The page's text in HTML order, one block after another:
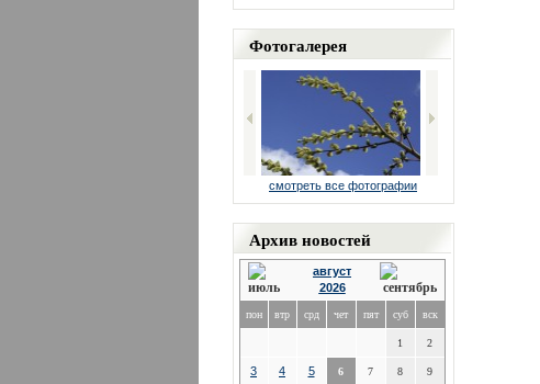
Фотогалерея
смотреть все фотографии
Архив новостей
август
2026
пон втр срд чет пят суб вск
1 2
3 4 5 6 7 8 9